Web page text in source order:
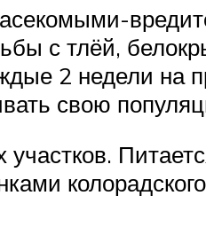
с тлёй,
2 недели на
свою